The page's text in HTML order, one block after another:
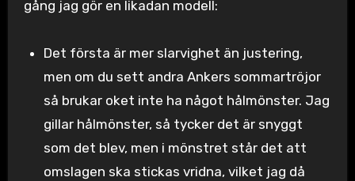
gång jag gör en likadan modell:
Det första är mer slarvighet än justering,
men om du sett andra Ankers sommartröjor
så brukar oket inte ha något hålmönster. Jag
gillar hålmönster, så tycker det är snyggt
som det blev, men i mönstret står det att
omslagen ska stickas vridna, vilket jag då